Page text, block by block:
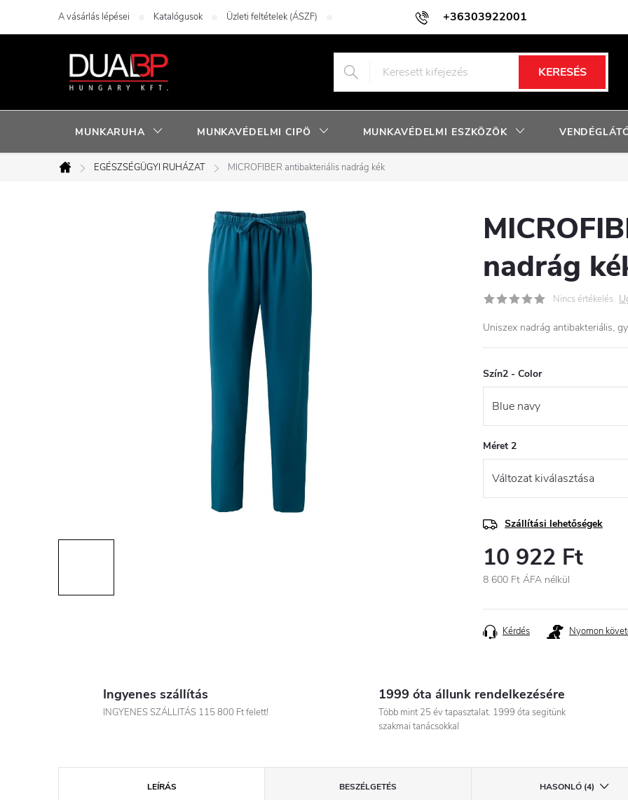
+36303922001
A vásárlás lépései Katalógusok Üzleti feltételek (ÁSZF) Adatkezelési tájékoztató Facebook nyereményjáték szabályzat
KERESÉS
MUNKARUHA MUNKAVÉDELMI CIPÖ MUNKAVÉDELMI ESZKÖZÖK
Kezdőlap
EGÉSZSÉGÜGYI RUHÁZAT MICROFIBER antibakteriális nadrág kék
nadrág
Nincs értékelés
Uniszex nadrág antibakteriális,
Szín2 - Color
Méret 2
Szállítási lehetőségek
10 922 Ft
8 600 Ft ÁFA nélkül
Kérdés Nyomon
Ingyenes szállítás
INGYENES SZÁLLITÁS 115 800 Ft felett!
1999 óta állunk rendelkezésére
Több mint 25 év tapasztalat. 1999 óta segitünk
szakmai tanácsokkal
LEÍRÁS BESZÉLGETÉS HASONLÓ (4)